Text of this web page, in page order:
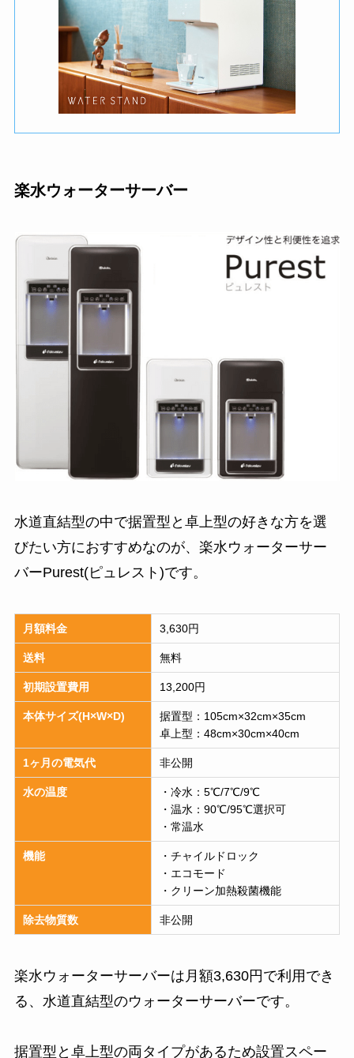
楽水ウォーターサーバー
水道直結型の中で据置型と卓上型の好きな方を選
びたい方におすすめなのが、楽水ウォーターサー
バーPurest(ピュレスト)です。
月額料金 3,630円
送料 無料
初期設置費用 13,200円
本体サイズ(H×W×D)
据置型：105cm×32cm×35cm
卓上型：48cm×30cm×40cm
1ヶ月の電気代 非公開
水の温度
・冷水：5℃/7℃/9℃
・温水：90℃/95℃選択可
・常温水
機能
・チャイルドロック
・エコモード
・クリーン加熱殺菌機能
除去物質数 非公開
楽水ウォーターサーバーは月額3,630円で利用でき
る、水道直結型のウォーターサーバーです。
据置型と卓上型の両タイプがあるため設置スペー